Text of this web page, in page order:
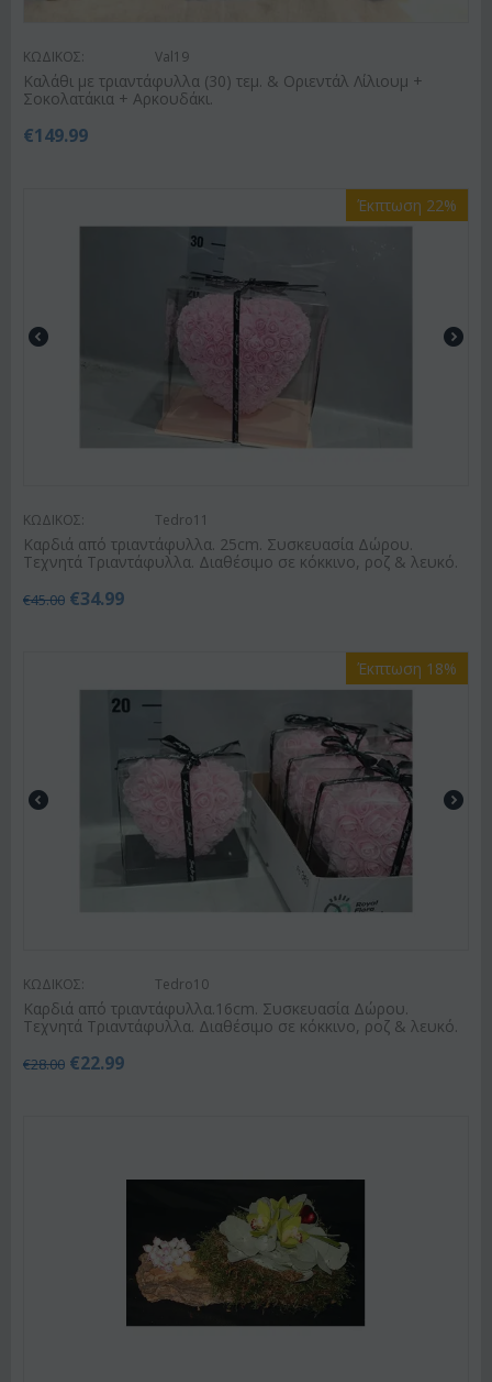
ΚΩΔΙΚΟΣ: Val19
Καλάθι με τριαντάφυλλα (30) τεμ. & Οριεντάλ Λίλιουμ +
Σοκολατάκια + Αρκουδάκι.
€149.99
Έκπτωση 22%
ΚΩΔΙΚΟΣ: Tedro11
Καρδιά από τριαντάφυλλα. 25cm. Συσκευασία Δώρου.
Τεχνητά Τριαντάφυλλα. Διαθέσιμο σε κόκκινο, ροζ & λευκό.
€45.00 €34.99
Έκπτωση 18%
ΚΩΔΙΚΟΣ: Tedro10
Καρδιά από τριαντάφυλλα.16cm. Συσκευασία Δώρου.
Τεχνητά Τριαντάφυλλα. Διαθέσιμο σε κόκκινο, ροζ & λευκό.
€28.00 €22.99